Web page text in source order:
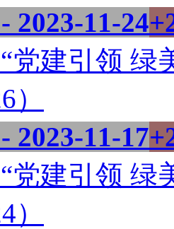
2023-11-24
党建引领 绿
）
2023-11-17
党建引领 绿
）